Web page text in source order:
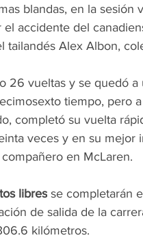
blandas, en la
el accidente del
tailandés Alex Albon,
26 vueltas y se quedó
tiempo, pero
completó su vuelta
veces y en su
en McLaren.
libres se completarán
de salida de la
kilómetros.